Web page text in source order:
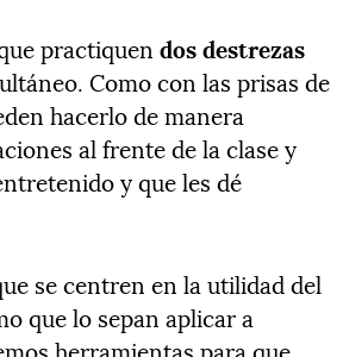
practiquendos destrezas
Como con las prisas de
hacerlo de manera
al frente de la clase y
y que les dé
se centren en la utilidad del
que lo sepan aplicar a